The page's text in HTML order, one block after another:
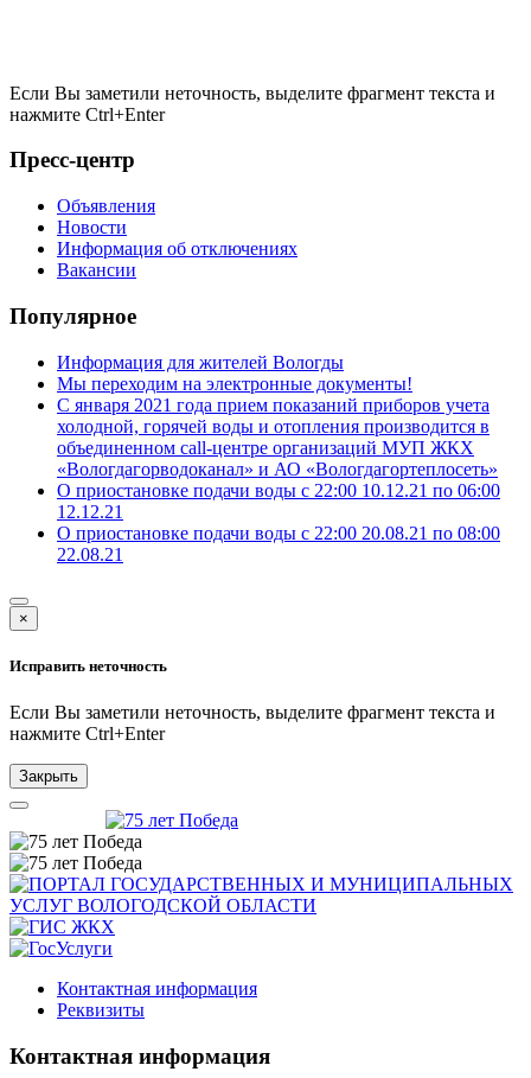
Если Вы заметили неточность, выделите фрагмент текста и
нажмите Ctrl+Enter
Пресс-центр
Объявления
Новости
Информация об отключениях
Вакансии
Популярное
Информация для жителей Вологды
Мы переходим на электронные документы!
С января 2021 года прием показаний приборов учета
холодной, горячей воды и отопления производится в
объединенном call-центре организаций МУП ЖКХ
«Вологдагорводоканал» и АО «Вологдагортеплосеть»
О приостановке подачи воды с 22:00 10.12.21 по 06:00
12.12.21
О приостановке подачи воды с 22:00 20.08.21 по 08:00
22.08.21
×
Исправить неточность
Если Вы заметили неточность, выделите фрагмент текста и
нажмите Ctrl+Enter
Закрыть
Контактная информация
Реквизиты
Контактная информация